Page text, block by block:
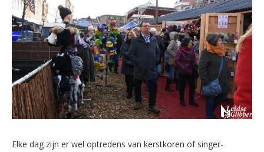
Elke dag zijn er wel optredens van kerstkoren of singer-